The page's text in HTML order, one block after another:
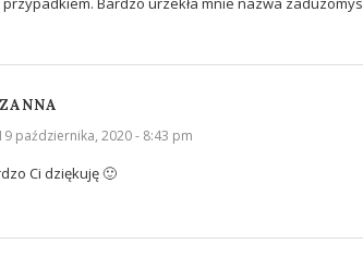
października, 2020 - 8:43 pm
Ci dziękuję 🙂